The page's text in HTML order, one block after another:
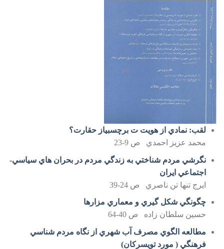
لقب: نمادي از هويت ت برچسبياز حقارت؟
محمد عزيز احمدي ص 9-23
نگرشي مردم شناختي به زندگي مردم در بحران هاي سياسي-
اجتماعي ايران
ايرج تنها تن ناصري ص 24-39
چگونگي شكل گيري و معماري مزارها
حسين سلطان زاده ص 40-64
مطالعه الگوي مصرف آب شهري از نگاه مردم شناسي
فرهنگي ( مورد تويسركان)